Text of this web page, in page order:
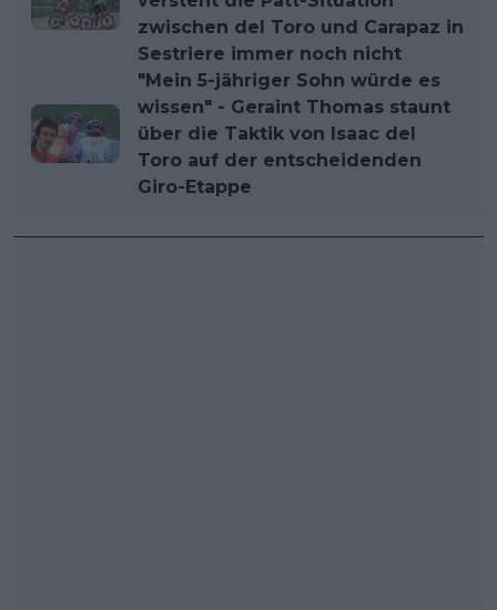
zwischen del Toro und Carapaz in
Sestriere immer noch nicht
"Mein 5-jähriger Sohn würde es
wissen" - Geraint Thomas staunt
über die Taktik von Isaac del
Toro auf der entscheidenden
Giro-Etappe